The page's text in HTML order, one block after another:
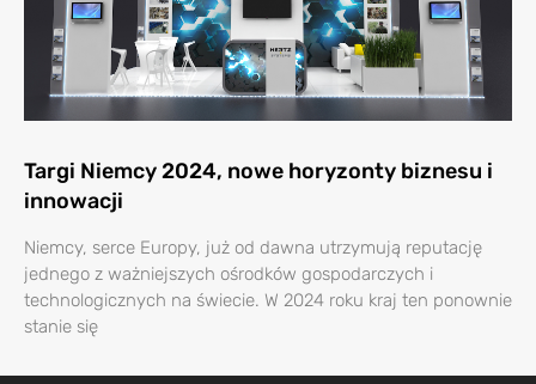
Targi Niemcy 2024, nowe horyzonty biznesu i
innowacji
Niemcy, serce Europy, już od dawna utrzymują reputację
jednego z ważniejszych ośrodków gospodarczych i
technologicznych na świecie. W 2024 roku kraj ten ponownie
stanie się